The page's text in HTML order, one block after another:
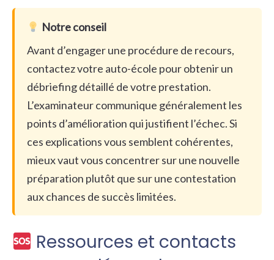
Notre conseil
Avant d’engager une procédure de recours,
contactez votre auto-école pour obtenir un
débriefing détaillé de votre prestation.
L’examinateur communique généralement les
points d’amélioration qui justifient l’échec. Si
ces explications vous semblent cohérentes,
mieux vaut vous concentrer sur une nouvelle
préparation plutôt que sur une contestation
aux chances de succès limitées.
Ressources et contacts